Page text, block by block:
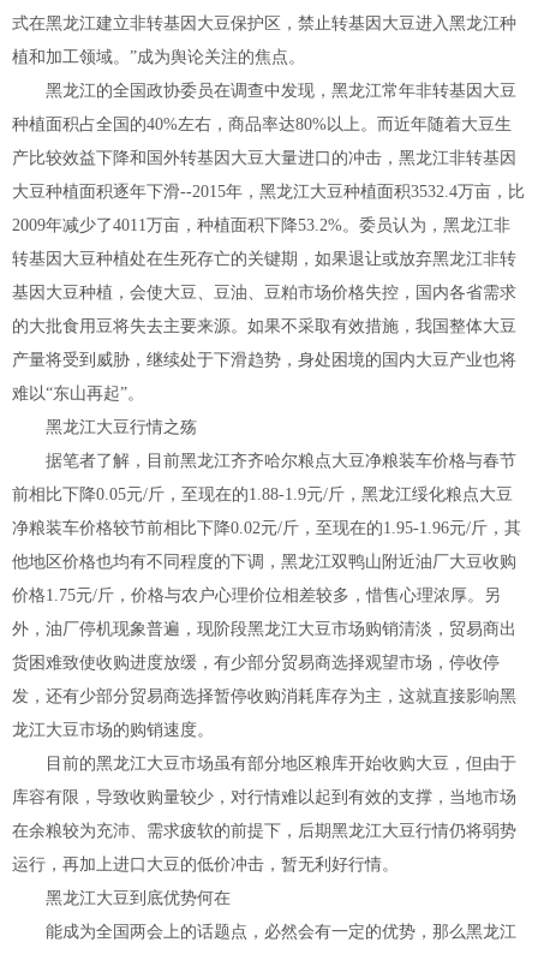
式在黑龙江建立非转基因大豆保护区，禁止转基因大豆进入黑龙江种
植和加工领域。”成为舆论关注的焦点。
黑龙江的全国政协委员在调查中发现，黑龙江常年非转基因大豆
种植面积占全国的40%左右，商品率达80%以上。而近年随着大豆生
产比较效益下降和国外转基因大豆大量进口的冲击，黑龙江非转基因
大豆种植面积逐年下滑--2015年，黑龙江大豆种植面积3532.4万亩，比
2009年减少了4011万亩，种植面积下降53.2%。委员认为，黑龙江非
转基因大豆种植处在生死存亡的关键期，如果退让或放弃黑龙江非转
基因大豆种植，会使大豆、豆油、豆粕市场价格失控，国内各省需求
的大批食用豆将失去主要来源。如果不采取有效措施，我国整体大豆
产量将受到威胁，继续处于下滑趋势，身处困境的国内大豆产业也将
难以“东山再起”。
黑龙江大豆行情之殇
据笔者了解，目前黑龙江齐齐哈尔粮点大豆净粮装车价格与春节
前相比下降0.05元/斤，至现在的1.88-1.9元/斤，黑龙江绥化粮点大豆
净粮装车价格较节前相比下降0.02元/斤，至现在的1.95-1.96元/斤，其
他地区价格也均有不同程度的下调，黑龙江双鸭山附近油厂大豆收购
价格1.75元/斤，价格与农户心理价位相差较多，惜售心理浓厚。另
外，油厂停机现象普遍，现阶段黑龙江大豆市场购销清淡，贸易商出
货困难致使收购进度放缓，有少部分贸易商选择观望市场，停收停
发，还有少部分贸易商选择暂停收购消耗库存为主，这就直接影响黑
龙江大豆市场的购销速度。
目前的黑龙江大豆市场虽有部分地区粮库开始收购大豆，但由于
库容有限，导致收购量较少，对行情难以起到有效的支撑，当地市场
在余粮较为充沛、需求疲软的前提下，后期黑龙江大豆行情仍将弱势
运行，再加上进口大豆的低价冲击，暂无利好行情。
黑龙江大豆到底优势何在
能成为全国两会上的话题点，必然会有一定的优势，那么黑龙江